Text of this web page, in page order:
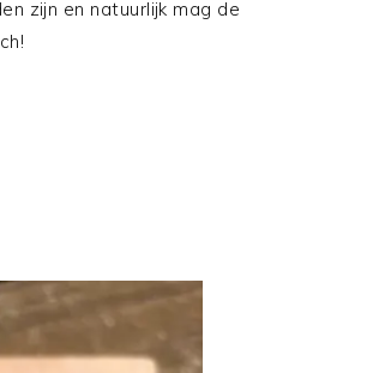
zijn en natuurlijk mag de